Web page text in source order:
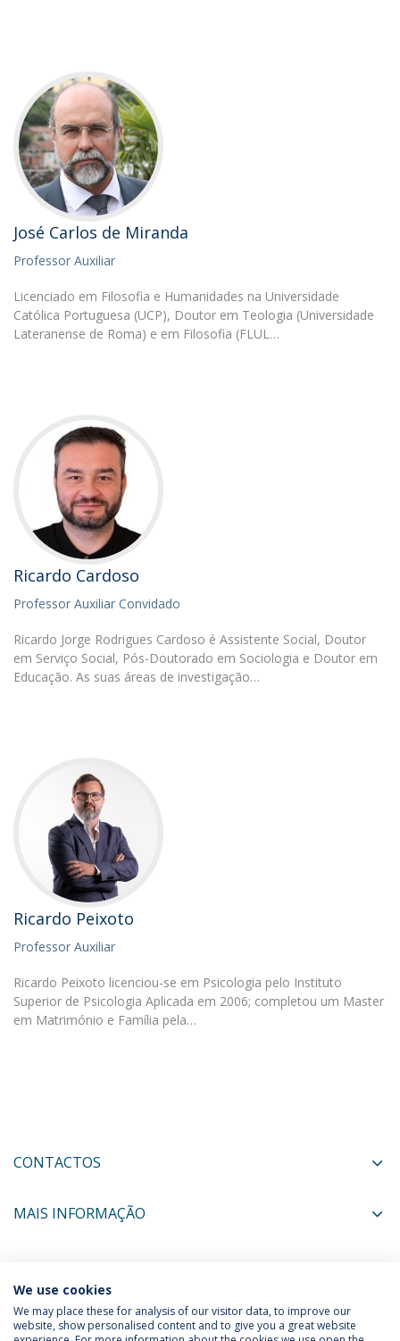
José Carlos de Miranda
Professor Auxiliar
Licenciado em Filosofia e Humanidades na Universidade
Católica Portuguesa (UCP), Doutor em Teologia (Universidade
Lateranense de Roma) e em Filosofia (FLUL…
Ricardo Cardoso
Professor Auxiliar Convidado
Ricardo Jorge Rodrigues Cardoso é Assistente Social, Doutor
em Serviço Social, Pós-Doutorado em Sociologia e Doutor em
Educação. As suas áreas de investigação…
Ricardo Peixoto
Professor Auxiliar
Ricardo Peixoto licenciou-se em Psicologia pelo Instituto
Superior de Psicologia Aplicada em 2006; completou um Master
em Matrimónio e Família pela…
CONTACTOS
MAIS INFORMAÇÃO
COORDENADORES
We use cookies
We may place these for analysis of our visitor data, to improve our
website, show personalised content and to give you a great website